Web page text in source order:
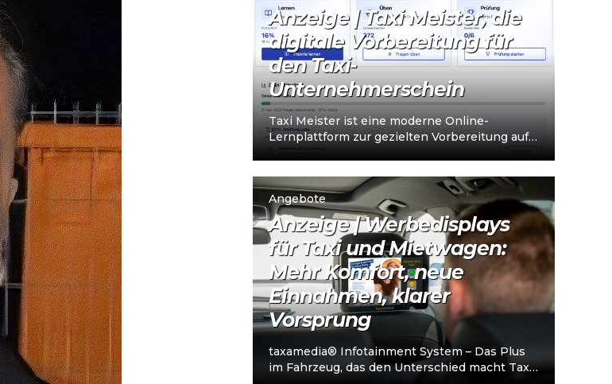
Anzeige | Taxi Meister, die
digitale Vorbereitung für
den Taxi-
Unternehmerschein
Taxi Meister ist eine moderne Online-
Lernplattform zur gezielten Vorbereitung auf
den Taxi- und Mietwagen-
richtet sich an…
Angebote
Anzeige | Werbedisplays
für Taxi und Mietwagen:
Mehr Komfort, neue
Einnahmen, klarer
Vorsprung
taxamedia® Infotainment System – Das Plus
im Fahrzeug, das den Unterschied macht Taxi-